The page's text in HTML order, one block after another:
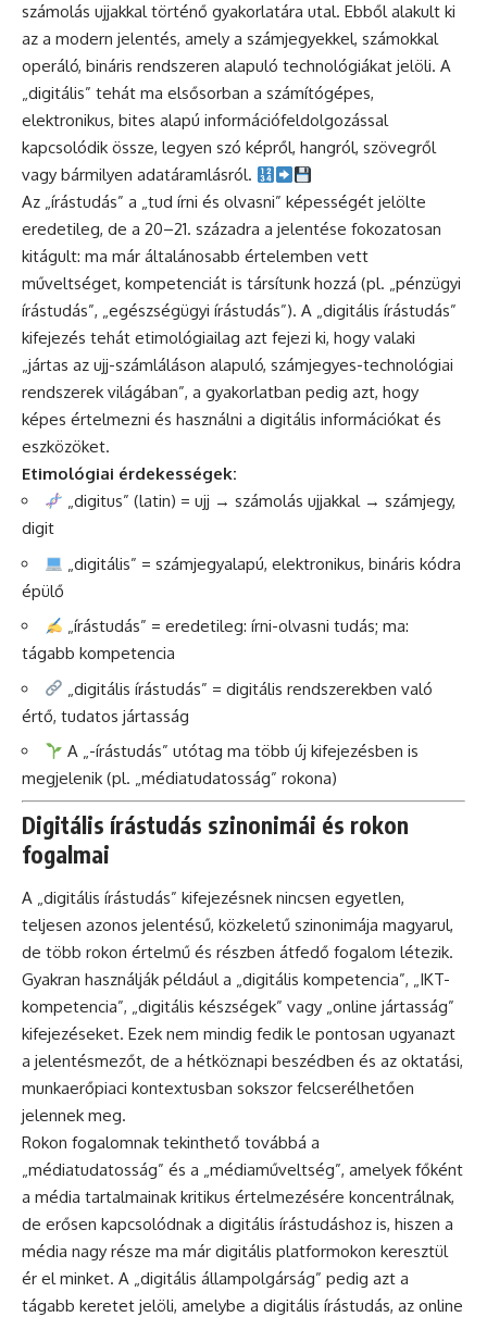
számolás ujjakkal történő gyakorlatára utal. Ebből alakult ki
az a modern jelentés, amely a számjegyekkel, számokkal
operáló, bináris rendszeren alapuló technológiákat jelöli. A
„digitális” tehát ma elsősorban a számítógépes,
elektronikus, bites alapú információfeldolgozással
kapcsolódik össze, legyen szó képről, hangról, szövegről
vagy bármilyen adatáramlásról.
Az „írástudás” a „tud írni és olvasni” képességét jelölte
eredetileg, de a 20–21. századra a jelentése fokozatosan
kitágult: ma már általánosabb értelemben vett
műveltséget, kompetenciát is társítunk hozzá (pl. „pénzügyi
írástudás”, „egészségügyi írástudás”). A „digitális írástudás”
kifejezés tehát etimológiailag azt fejezi ki, hogy valaki
„jártas az ujj-számláláson alapuló, számjegyes-technológiai
rendszerek világában”, a gyakorlatban pedig azt, hogy
képes értelmezni és használni a digitális információkat és
eszközöket.
Etimológiai érdekességek:
„digitus” (latin) = ujj → számolás ujjakkal → számjegy,
digit
„digitális” = számjegyalapú, elektronikus, bináris kódra
épülő
„írástudás” = eredetileg: írni-olvasni tudás; ma:
tágabb kompetencia
„digitális írástudás” = digitális rendszerekben való
értő, tudatos jártasság
A „-írástudás” utótag ma több új kifejezésben is
megjelenik (pl. „médiatudatosság” rokona)
Digitális írástudás szinonimái és rokon
fogalmai
A „digitális írástudás” kifejezésnek nincsen egyetlen,
teljesen azonos jelentésű, közkeletű szinonimája magyarul,
de több rokon értelmű és részben átfedő fogalom létezik.
Gyakran használják például a „digitális kompetencia”, „IKT-
kompetencia”, „digitális készségek” vagy „online jártasság”
kifejezéseket. Ezek nem mindig fedik le pontosan ugyanazt
a jelentésmezőt, de a hétköznapi beszédben és az oktatási,
munkaerőpiaci kontextusban sokszor felcserélhetően
jelennek meg.
Rokon fogalomnak tekinthető továbbá a
„médiatudatosság” és a „médiaműveltség”, amelyek főként
a média tartalmainak kritikus értelmezésére koncentrálnak,
de erősen kapcsolódnak a digitális írástudáshoz is, hiszen a
média nagy része ma már digitális platformokon keresztül
ér el minket. A „digitális állampolgárság” pedig azt a
tágabb keretet jelöli, amelybe a digitális írástudás, az online